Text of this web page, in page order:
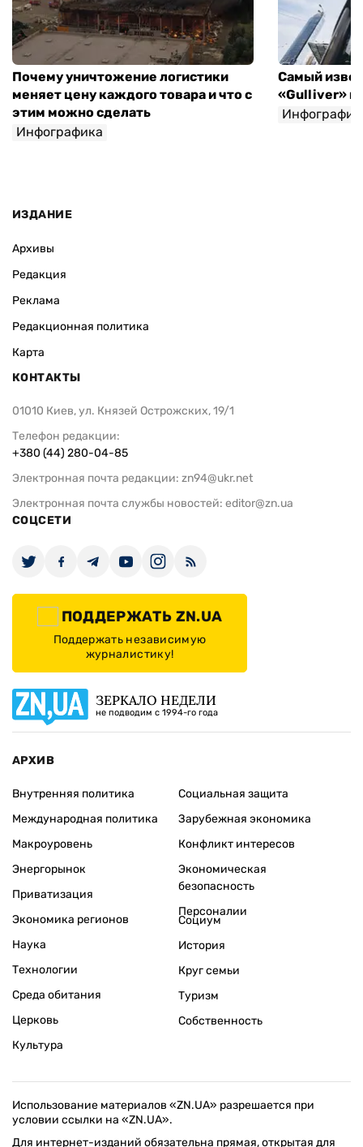
Почему уничтожение логистики
меняет цену каждого товара и что с
этим можно сделать
Инфографика
Самый
«Gulliver»
ИЗДАНИЕ
Архивы
Редакция
Реклама
Редакционная политика
Карта
КОНТАКТЫ
01010 Киев, ул. Князей Острожских, 19/1
Телефон редакции:
+380 (44) 280-04-85
Электронная почта редакции: zn94@ukr.net
Электронная почта службы новостей: editor@zn.ua
СОЦСЕТИ
ПОДДЕРЖАТЬ ZN.UA
Поддержать независимую
журналистику!
ЗЕРКАЛО НЕДЕЛИ
не подводим с 1994-го года
АРХИВ
Внутренняя политика
Международная политика
Макроуровень
Энергорынок
Приватизация
Экономика регионов
Социальная защита
Зарубежная экономика
Конфликт интересов
Экономическая
безопасность
Персоналии
Наука
Технологии
Среда обитания
Церковь
Культура
Социум
История
Круг семьи
Туризм
Собственность
Использование материалов «ZN.UA» разрешается при
условии ссылки на «ZN.UA».
Для интернет-изданий обязательна прямая, открытая для